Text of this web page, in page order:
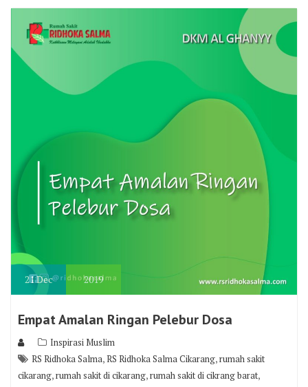
21Dec 2019
Empat Amalan Ringan Pelebur Dosa
Inspirasi Muslim
RS Ridhoka Salma,RS Ridhoka Salma Cikarang,rumah sakit
cikarang,rumah sakit di cikarang,rumah sakit di cikrang barat,